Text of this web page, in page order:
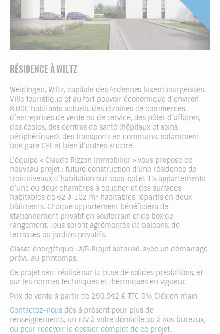
RÉSIDENCE À WILTZ
Weidingen, Wiltz, capitale des Ardennes luxembourgeoises.
Ville touristique et au fort pouvoir économique d’environ
8.000 habitants actuels, des dizaines de commerces,
d’entreprises de vente ou de service, des pôles d’affaires,
des écoles, des centres de santé (hôpitaux et soins
périphériques), des transports en communs, notamment
une gare CFL et bien d’autres encore.
L’équipe « Claude Rizzon Immobilier » vous propose ce
nouveau projet : future construction d’une résidence de
trois niveaux d’habitation sur sous-sol et 15 appartements
d’une ou deux chambres à coucher et des surfaces
habitables de 62 à 102 m² habitables répartis en deux
bâtiments. Chaque appartement bénéficiera de
stationnement privatif en souterrain et de box de
rangement. Tous seront agrémentés de balcons, de
terrasses ou jardins privatifs.
Classe énergétique : A/B Projet autorisé, avec un démarrage
prévu au printemps.
Ce projet sera réalisé sur la base de solides prestations, et
sur les normes techniques et thermiques en vigueur.
Prix de vente à partir de 299.942 € TTC 3% Clés en main.
Contactez-nous dès à présent pour plus de
renseignements, un rdv à votre domicile ou à nos bureaux,
ou pour recevoir le dossier complet de ce projet.